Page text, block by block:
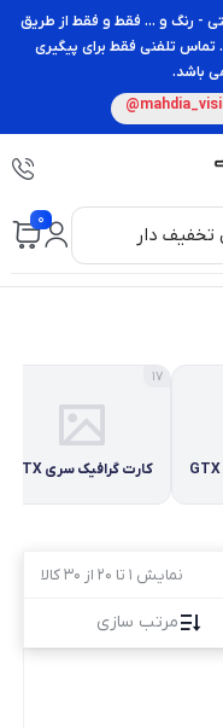
- رنگ و ... فقط و فقط از طریق
تماس تلفنی فقط برای پیگیری
باشد.
0
17
کارت گرافیک سری RTX
نمایش 1 تا 20 از 30 کالا
مرتب سازی